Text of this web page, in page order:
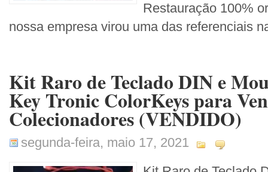
Restauração 100%
nossa empresa virou uma das referenciais
Kit Raro de Teclado DIN e
Key Tronic ColorKeys para
Colecionadores (VENDIDO)
segunda-feira, maio 17, 2021